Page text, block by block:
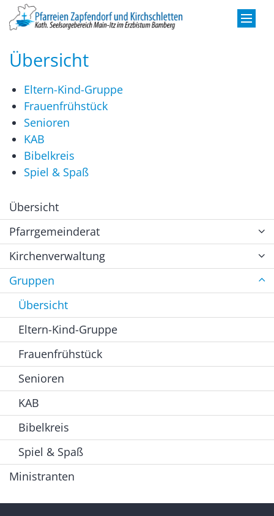
Zum Inhalt springen
Übersicht
Eltern-Kind-Gruppe
Frauenfrühstück
Senioren
KAB
Bibelkreis
Spiel & Spaß
Übersicht
Pfarrgemeinderat
Kirchenverwaltung
Gruppen
Übersicht
Eltern-Kind-Gruppe
Frauenfrühstück
Senioren
KAB
Bibelkreis
Spiel & Spaß
Ministranten